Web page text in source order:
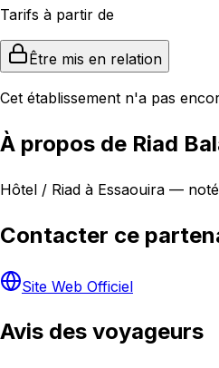
Tarifs à partir de
Être mis en relation
Cet établissement n'a pas
À propos de Riad
Hôtel / Riad à Essaouira —
Contacter ce
Site Web Officiel
Avis des voyageurs